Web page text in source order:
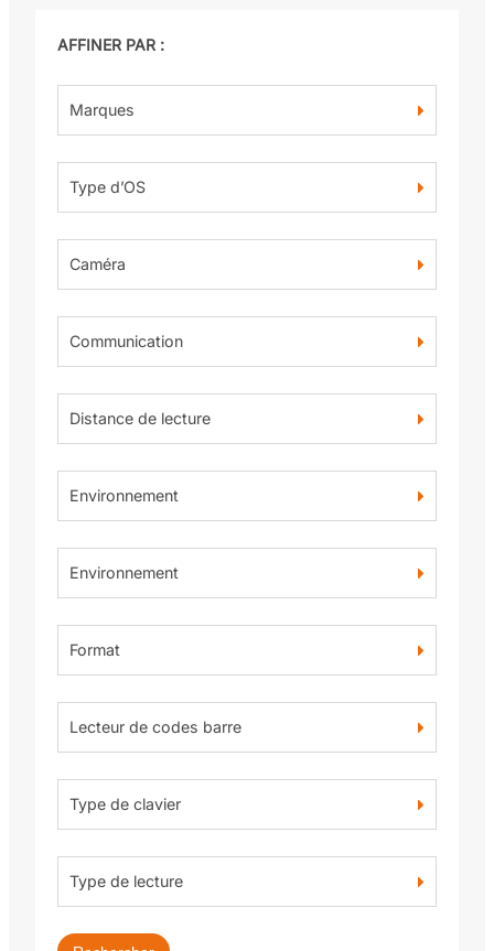
AFFINER PAR :
Marques
Type d’OS
Caméra
Communication
Distance de lecture
Environnement
Environnement
Format
Lecteur de codes barre
Type de clavier
Type de lecture